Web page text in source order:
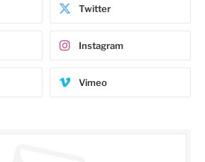
Twitter
Instagram
Vimeo